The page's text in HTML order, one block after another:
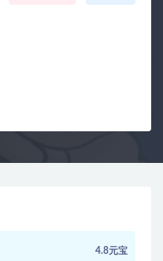
4.8元宝